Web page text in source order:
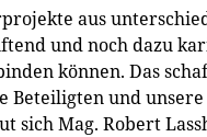
aus
und noch dazu
können. Das
Beteiligten und unsere
sich Mag. Robert